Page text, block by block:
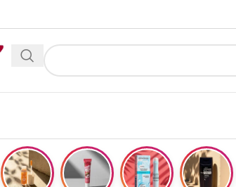
هدیه برای خرید های بالای ۵ میلیون تومن